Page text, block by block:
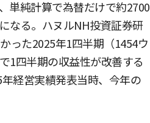
単純計算で為替だけで約2700
なる。ハヌルNH投資証券研
った2025年1四半期（1454ウ
1四半期の収益性が改善する
経営実績発表当時、今年の